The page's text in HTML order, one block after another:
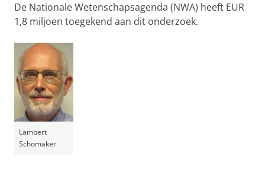
De Nationale Wetenschapsagenda (NWA) heeft EUR
1,8 miljoen toegekend aan dit onderzoek.
Lambert
Schomaker